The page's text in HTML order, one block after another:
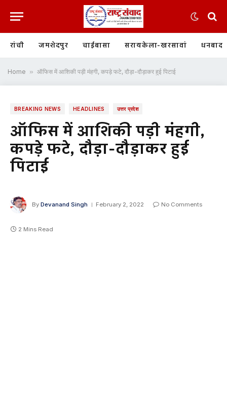
रांची जमशेदपुर चाईबासा सरायकेला-खरसावां धनबाद
Home » ऑफिस में आशिकी पड़ी मंहगी, कपड़े फटे, दौड़ा-दौड़ाकर हुई पिटाई
BREAKING NEWS HEADLINES उत्तर प्रदेश
ऑफिस में आशिकी पड़ी मंहगी,
कपड़े फटे, दौड़ा-दौड़ाकर हुई
पिटाई
By Devanand Singh February 2, 2022 No Comments
2 Mins Read